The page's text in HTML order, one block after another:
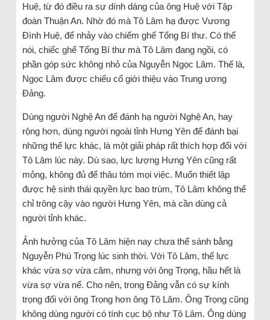
Huệ, từ đó điều ra sự dính dáng của ông Huệ với Tập
đoàn Thuận An. Nhờ đó mà Tô Lâm hạ được Vương
Đình Huệ, để nhảy vào chiếm ghế Tổng Bí thư. Có thể
nói, chiếc ghế Tổng Bí thư mà Tô Lâm đang ngồi, có
phần góp sức không nhỏ của Nguyễn Ngọc Lâm. Thế là,
Ngọc Lâm được chiếu cố giới thiệu vào Trung ương
Đảng.
Dùng người Nghệ An để đánh hạ người Nghệ An, hay
rộng hơn, dùng người ngoài tỉnh Hưng Yên để đánh bại
những thế lực khác, là một giải pháp rất thích hợp đối với
Tô Lâm lúc này. Dù sao, lực lượng Hưng Yên cũng rất
mỏng, không đủ để thâu tóm mọi việc. Muốn thiết lập
được hệ sinh thái quyền lực bao trùm, Tô Lâm không thể
chỉ trông cậy vào người Hưng Yên, mà cần dùng cả
người tỉnh khác.
Ảnh hưởng của Tô Lâm hiện nay chưa thể sánh bằng
Nguyễn Phú Trọng lúc sinh thời. Với Tô Lâm, thế lực
khác vừa sợ vừa căm, nhưng với ông Trọng, hầu hết là
vừa sợ vừa nể. Cho nên, trong Đảng vẫn có sự kính
trọng đối với ông Trọng hơn ông Tô Lâm. Ông Trọng cũng
không dùng người có tính cục bộ như Tô Lâm. Ông dùng